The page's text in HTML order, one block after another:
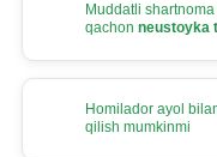
Muddatli
qachon neustoyka
Homilador ayol
qilish mumkinmi